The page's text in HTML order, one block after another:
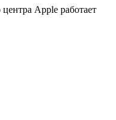
Apple работает